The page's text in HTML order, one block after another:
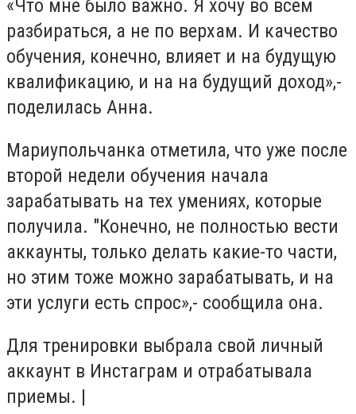
«Что мне было важно. Я хочу во всем
разбираться, а не по верхам. И качество
обучения, конечно, влияет и на будущую
квалификацию, и на на будущий доход»,-
поделилась Анна.
Мариупольчанка отметила, что уже после
второй недели обучения начала
зарабатывать на тех умениях, которые
получила. "Конечно, не полностью вести
аккаунты, только делать какие-то части,
но этим тоже можно зарабатывать, и на
эти услуги есть спрос»,- сообщила она.
Для тренировки выбрала свой личный
аккаунт в Инстаграм и отрабатывала
приемы. |